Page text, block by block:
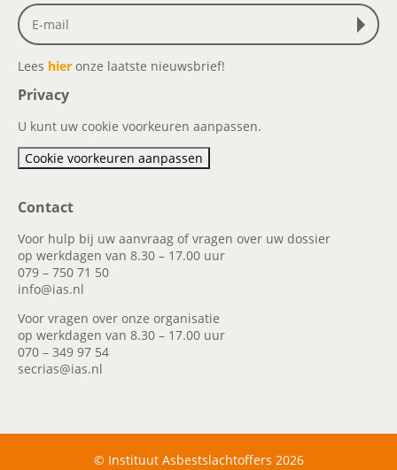
Lees hier onze laatste nieuwsbrief!
Privacy
U kunt uw cookie voorkeuren aanpassen.
Cookie voorkeuren aanpassen
Contact
Voor hulp bij uw aanvraag of vragen over uw dossier
op werkdagen van 8.30 – 17.00 uur
079 – 750 71 50
info@ias.nl
Voor vragen over onze organisatie
op werkdagen van 8.30 – 17.00 uur
070 – 349 97 54
secrias@ias.nl
© Instituut Asbestslachtoffers 2026